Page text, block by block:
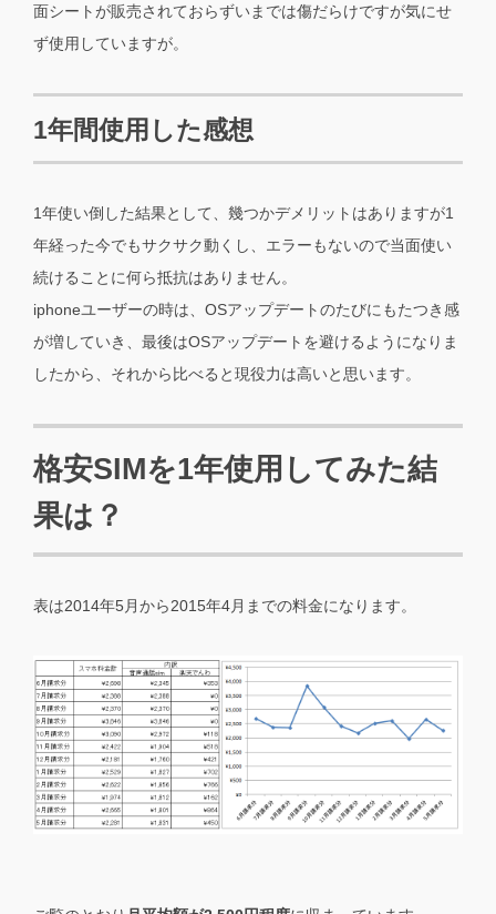
面シートが販売されておらずいまでは傷だらけですが気にせ
ず使用していますが。
1年間使用した感想
1年使い倒した結果として、幾つかデメリットはありますが1
年経った今でもサクサク動くし、エラーもないので当面使い
続けることに何ら抵抗はありません。
iphoneユーザーの時は、OSアップデートのたびにもたつき感
が増していき、最後はOSアップデートを避けるようになりま
したから、それから比べると現役力は高いと思います。
格安SIMを1年使用してみた結
果は？
表は2014年5月から2015年4月までの料金になります。